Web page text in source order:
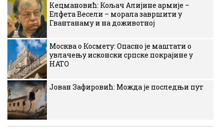
Кецмановић: Кољач Алијине армије –
Елфета Весели – морала завршити у
Гвантанаму и на доживотној
Москва о Космету: Опасно је маштати о
увлачењу исконски српске покрајине у
НАТО
Јован Зафировић: Можда је последњи пут